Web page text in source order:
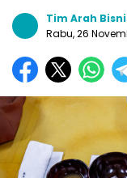
Tim Arah
Rabu, 26